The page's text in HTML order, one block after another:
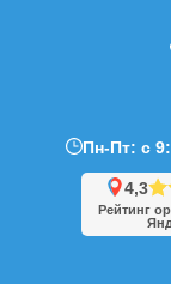
Пн-Пт: с
4,3
Рейтинг